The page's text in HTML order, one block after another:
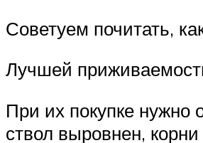
Советуем почитать,
Лучшей
При их покупке нужно
ствол выровнен,